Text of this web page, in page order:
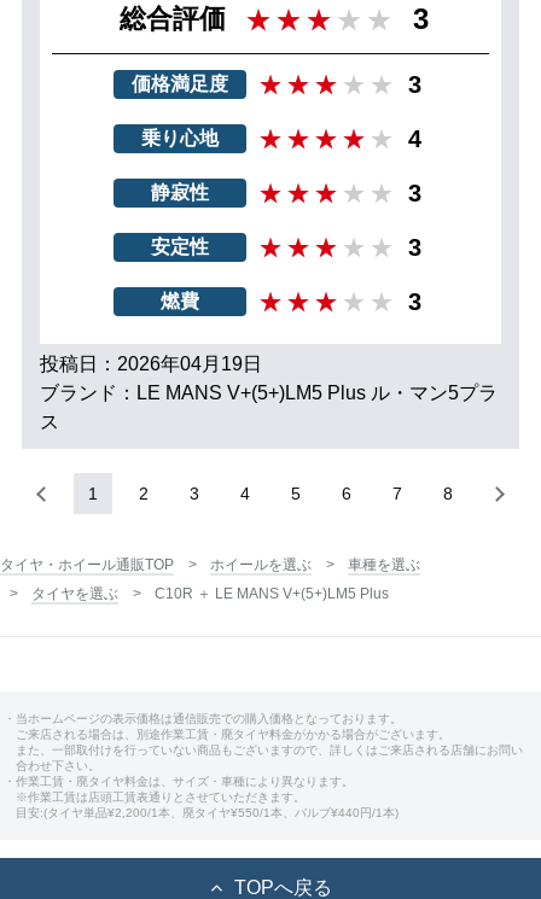
総合評価 3
価格満足度 3
乗り心地 4
静寂性 3
安定性 3
燃費 3
投稿日：2026年04月19日
ブランド：LE MANS V+(5+)LM5 Plus ル・マン5プラ
ス
1 2 3 4 5 6 7 8
タイヤ・ホイール通販TOP ホイールを選ぶ
車種を選ぶ
タイヤを選ぶ
C10R ＋ LE MANS V+(5+)LM5 Plus
・当ホームページの表示価格は通信販売での購入価格となっております。
ご来店される場合は、別途作業工賃・廃タイヤ料金がかかる場合がございます。
また、一部取付けを行っていない商品もございますので、詳しくはご来店される店舗にお問い
合わせ下さい。
・作業工賃・廃タイヤ料金は、サイズ・車種により異なります。
※作業工賃は店頭工賃表通りとさせていただきます。
目安:(タイヤ単品¥2,200/1本、廃タイヤ¥550/1本、バルブ¥440円/1本)
TOPへ戻る